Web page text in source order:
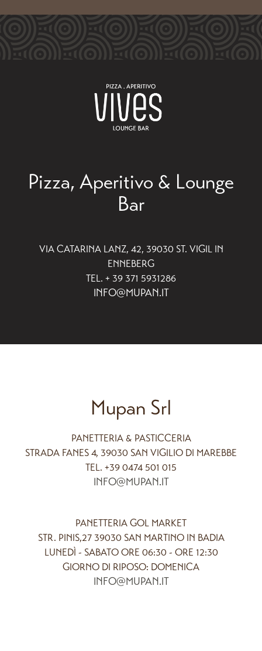
Pizza, Aperitivo & Lounge
Bar
VIA CATARINA LANZ, 42, 39030 ST. VIGIL IN
ENNEBERG
TEL. + 39 371 5931286
INFO@MUPAN.IT
Mupan Srl
PANETTERIA & PASTICCERIA
STRADA FANES 4, 39030 SAN VIGILIO DI MAREBBE
TEL. +39 0474 501 015
INFO@MUPAN.IT
PANETTERIA GOL MARKET
STR. PINIS,27 39030 SAN MARTINO IN BADIA
LUNEDÌ - SABATO ORE 06:30 - ORE 12:30
GIORNO DI RIPOSO: DOMENICA
INFO@MUPAN.IT